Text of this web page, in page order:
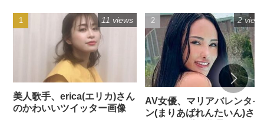
美人歌手、erica(エリカ)さん
のかわいいツイッター画像
11 views
AV女優、マリアバレンタイ
ン(まりあばれんたいん)さん
2